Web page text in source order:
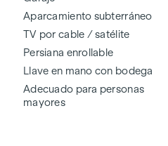
Aparcamiento subterráneo
TV por cable / satélite
Persiana enrollable
Llave en mano con bodega
Adecuado para personas
mayores